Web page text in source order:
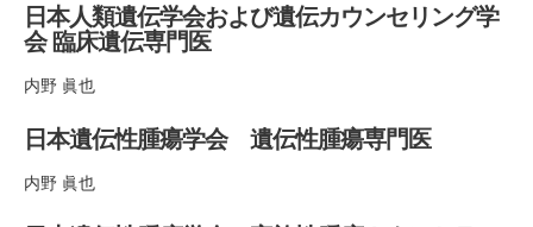
日本人類遺伝学会および遺伝カウンセリング学
会 臨床遺伝専門医
内野 眞也
日本遺伝性腫瘍学会 遺伝性腫瘍専門医
内野 眞也